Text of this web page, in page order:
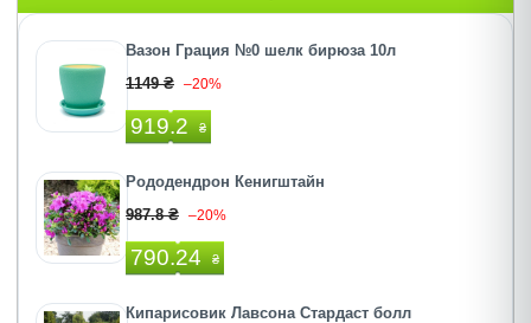
Вазон Грация №0 шелк бирюза 10л
1149 ₴ –20%
919.2 ₴
Рододендрон Кенигштайн
987.8 ₴ –20%
790.24 ₴
Кипарисовик Лавсона Стардаст болл